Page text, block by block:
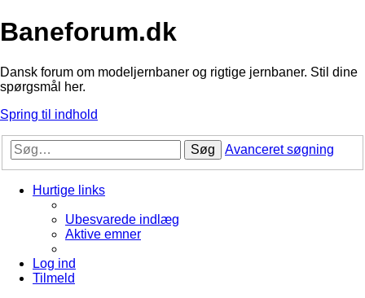
Baneforum.dk
Dansk forum om modeljernbaner og rigtige jernbaner. Stil dine
spørgsmål her.
Spring til indhold
Søg Avanceret søgning
Hurtige links
Ubesvarede indlæg
Aktive emner
Log ind
Tilmeld